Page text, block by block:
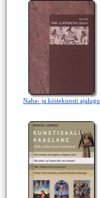
Naha- ja köitekunsti ajalugu